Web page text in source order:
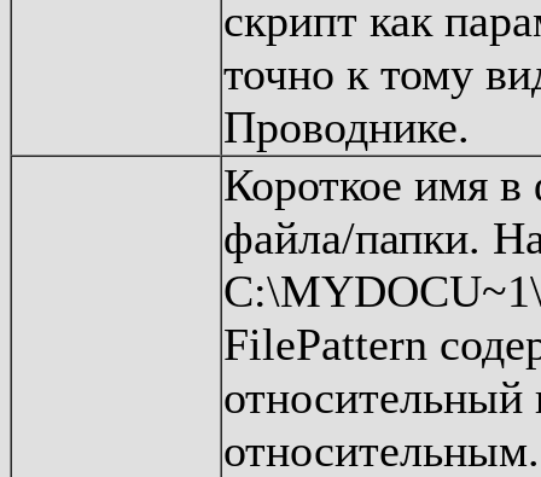
скрипт как
точно к тому
Проводнике.
Короткое имя в
файла/папки.
FilePattern
относительный
относительным.